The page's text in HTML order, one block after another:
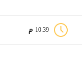
10:39 م